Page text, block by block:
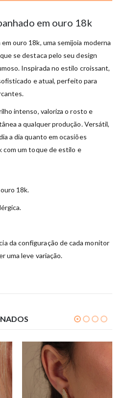
em ouro 18k
ouro 18k, uma semijoia moderna
se destaca pelo seu design
Inspirada no estilo croissant,
e atual, perfeito para
intenso, valoriza o rosto e
a qualquer produção. Versátil,
a dia quanto em ocasiões
com um toque de estilo e
18k.
da configuração de cada monitor
uma leve variação.